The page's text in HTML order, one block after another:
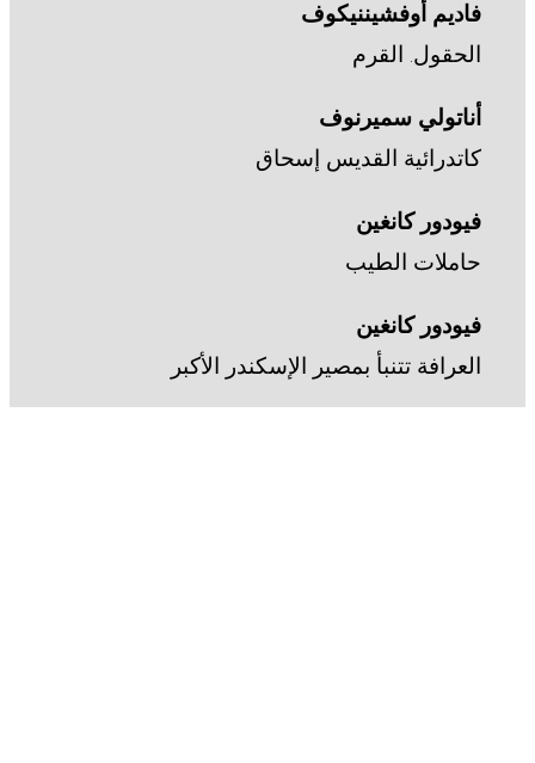
فاديم أوفشيننيكوف
الحقول. القرم
أناتولي سميرنوف
كاتدرائية القديس إسحاق
فيودور كانغين
حاملات الطيب
فيودور كانغين
العرافة تتنبأ بمصير الإسكندر الأكبر